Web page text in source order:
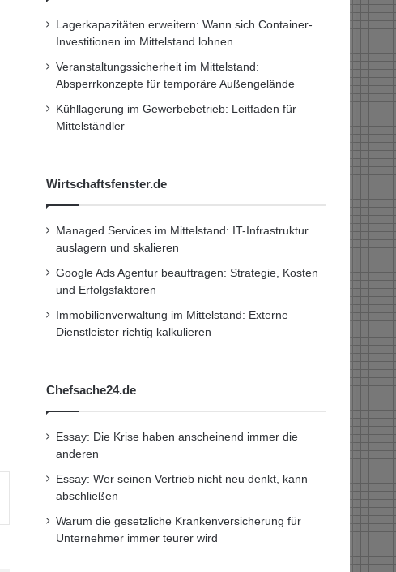
Lagerkapazitäten erweitern: Wann sich Container-
Investitionen im Mittelstand lohnen
Veranstaltungssicherheit im Mittelstand:
Absperrkonzepte für temporäre Außengelände
Kühllagerung im Gewerbebetrieb: Leitfaden für
Mittelständler
Wirtschaftsfenster.de
Managed Services im Mittelstand: IT-Infrastruktur
auslagern und skalieren
Google Ads Agentur beauftragen: Strategie, Kosten
und Erfolgsfaktoren
Immobilienverwaltung im Mittelstand: Externe
Dienstleister richtig kalkulieren
Chefsache24.de
Essay: Die Krise haben anscheinend immer die
anderen
Essay: Wer seinen Vertrieb nicht neu denkt, kann
abschließen
Warum die gesetzliche Krankenversicherung für
Unternehmer immer teurer wird